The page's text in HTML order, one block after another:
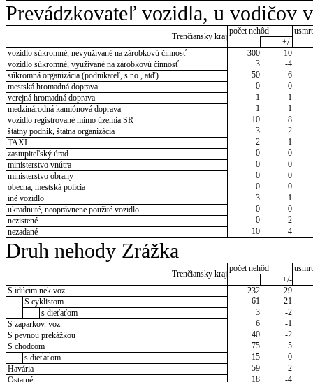
Prevádzkovateľ vozidla, u vodičov
Trenčiansky kraj
počet nehôd
+/-
vozidlo súkromné, nevyužívané na zárobkovú činnosť
300
10
vozidlo súkromné, využívané na zárobkovú činnosť
3
-4
súkromná organizácia (podnikateľ, s.r.o., atď)
50
6
mestská hromadná doprava
0
0
verejná hromadná doprava
1
-1
medzinárodná kamiónová doprava
1
1
vozidlo registrované mimo územia SR
10
8
štátny podnik, štátna organizácia
3
2
TAXI
2
1
zastupiteľský úrad
0
0
ministerstvo vnútra
0
0
ministerstvo obrany
0
0
obecná, mestská polícia
0
0
iné vozidlo
3
1
ukradnuté, neoprávnene použité vozidlo
0
0
nezistené
0
-2
nezadané
10 4
Druh nehody Zrážka
Trenčiansky kraj
počet nehôd
+/-
S idúcim nek.voz.
232
29
S cyklistom
61
21
s dieťaťom
3
-2
S zaparkov. voz.
6
-1
S pevnou prekážkou
40
-2
S chodcom
75
5
s dieťaťom
15
0
Havária
59
2
18 -4